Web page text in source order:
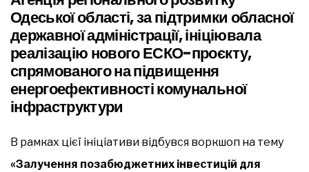
Одеської області, за підтримки обласної
державної адміністрації, ініціювала
реалізацію нового ЕСКО-проєкту,
спрямованого на підвищення
енергоефективності комунальної
інфраструктури
В рамках цієї ініціативи відбувся воркшоп на тему
«Залучення позабюджетних інвестицій для